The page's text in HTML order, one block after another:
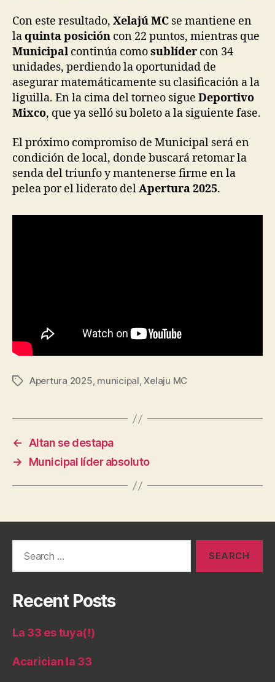
Con este resultado, Xelajú MC se mantiene en
laquinta posición con 22 puntos, mientras que
Municipal continúa comosublíder con 34
unidades, perdiendo la oportunidad de
asegurar matemáticamente su clasificación a la
liguilla. En la cima del torneo sigue Deportivo
Mixco, que ya selló su boleto a la siguiente fase.
El próximo compromiso de Municipal será en
condición de local, donde buscará retomar la
senda del triunfo y mantenerse firme en la
pelea por el liderato delApertura 2025.
TagsApertura 2025, municipal,Xelaju MC
←
Altan se destapa
→
Municipal líder absoluto
Recent Posts
La 33 es tuya(!)
Acarician la 33